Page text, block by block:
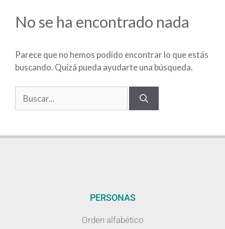
No se ha encontrado nada
Parece que no hemos podido encontrar lo que estás
buscando. Quizá pueda ayudarte una búsqueda.
PERSONAS
Orden alfabético